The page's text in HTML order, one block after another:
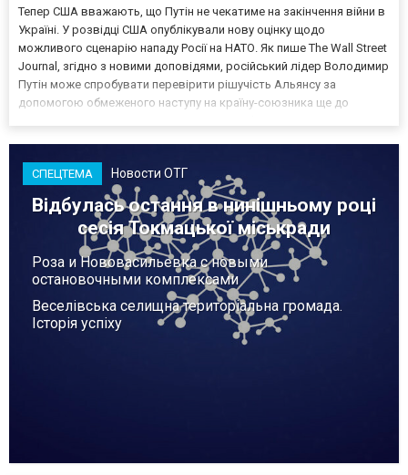
Тепер США вважають, що Путін не чекатиме на закінчення війни в
Україні. У розвідці США опублікували нову оцінку щодо
можливого сценарію нападу Росії на НАТО. Як пише The Wall Street
Journal, згідно з новими доповідями, російський лідер Володимир
Путін може спробувати перевірити рішучість Альянсу за
допомогою обмеженого наступу на країну-союзника ще до
СПЕЦТЕМА Новости ОТГ
Відбулась остання в нинішньому році
сесія Токмацької міськради
Роза и Нововасильевка с новыми
остановочными комплексами
Веселівська селищна територіальна громада.
Історія успіху